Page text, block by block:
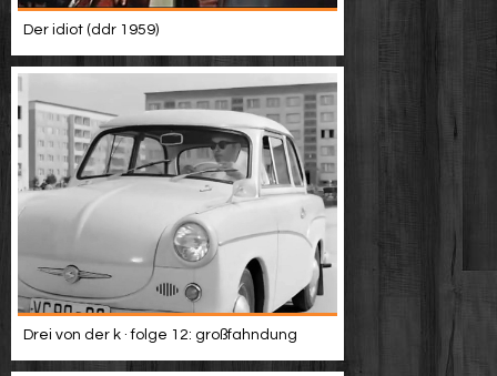
Der idiot (ddr 1959)
Drei von der k · folge 12: großfahndung